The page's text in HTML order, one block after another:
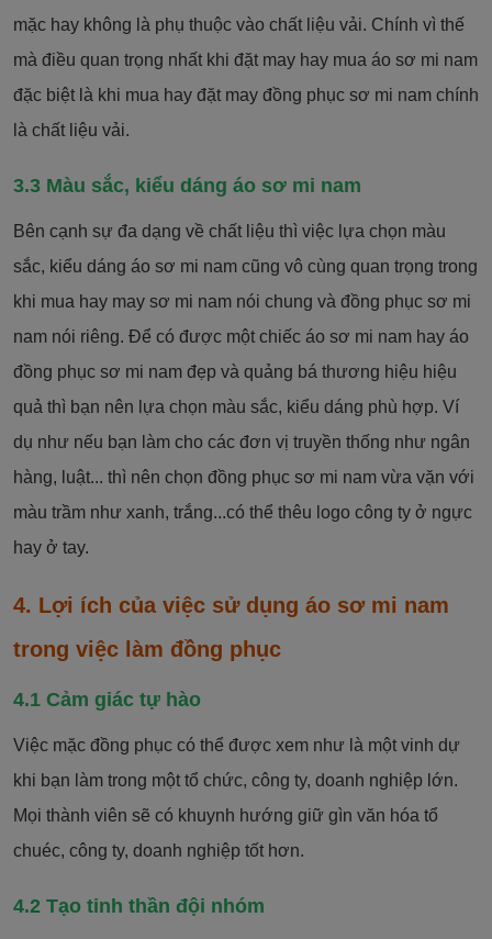
mặc hay không là phụ thuộc vào chất liệu vải. Chính vì thế
mà điều quan trọng nhất khi đặt may hay mua áo sơ mi nam
đặc biệt là khi mua hay đặt may đồng phục sơ mi nam chính
là chất liệu vải.
3.3 Màu sắc, kiểu dáng áo sơ mi nam
Bên cạnh sự đa dạng về chất liệu thì việc lựa chọn màu
sắc, kiểu dáng áo sơ mi nam cũng vô cùng quan trọng trong
khi mua hay may sơ mi nam nói chung và đồng phục sơ mi
nam nói riêng. Để có được một chiếc áo sơ mi nam hay áo
đồng phục sơ mi nam đẹp và quảng bá thương hiệu hiệu
quả thì bạn nên lựa chọn màu sắc, kiểu dáng phù hợp. Ví
dụ như nếu bạn làm cho các đơn vị truyền thống như ngân
hàng, luật... thì nên chọn đồng phục sơ mi nam vừa vặn với
màu trầm như xanh, trắng...có thể thêu logo công ty ở ngực
hay ở tay.
4. Lợi ích của việc sử dụng áo sơ mi nam
trong việc làm đồng phục
4.1 Cảm giác tự hào
Việc mặc đồng phục có thể được xem như là một vinh dự
khi bạn làm trong một tổ chức, công ty, doanh nghiệp lớn.
Mọi thành viên sẽ có khuynh hướng giữ gìn văn hóa tổ
chuéc, công ty, doanh nghiệp tốt hơn.
4.2 Tạo tinh thần đội nhóm